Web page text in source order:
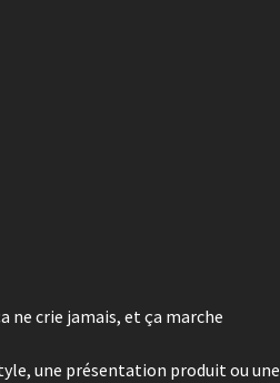
ne crie jamais, et ça marche
une présentation produit ou une